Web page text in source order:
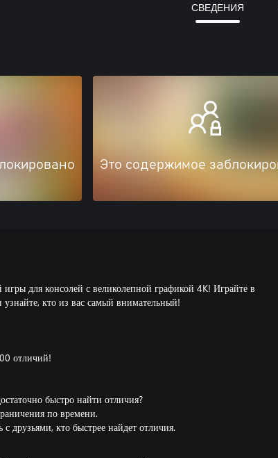
СВЕДЕНИЯ
Это содержимое
для консолей с великолепной графикой 4K! Играйте в
кто из вас самый внимательный!
отличий!
быстро найти отличия?
по времени.
друзьями, кто быстрее найдет отличия.